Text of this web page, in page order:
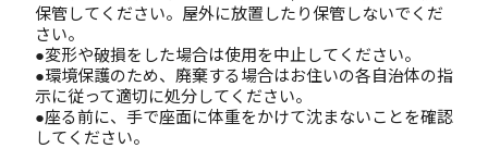
保管してください。屋外に放置したり保管しないでくだ
さい。
●変形や破損をした場合は使用を中止してください。
●環境保護のため、廃棄する場合はお住いの各自治体の指
示に従って適切に処分してください。
●座る前に、手で座面に体重をかけて沈まないことを確認
してください。